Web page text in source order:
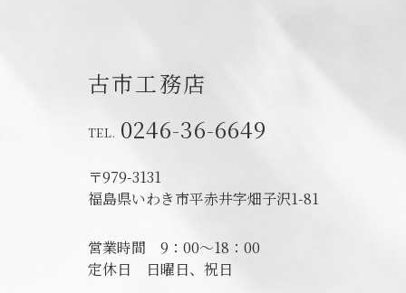
古市工務店
0246-36-6649
〒979-3131
福島県いわき市平赤井字畑子沢1-81
営業時間 9：00～18：00
定休日
日曜日、祝日